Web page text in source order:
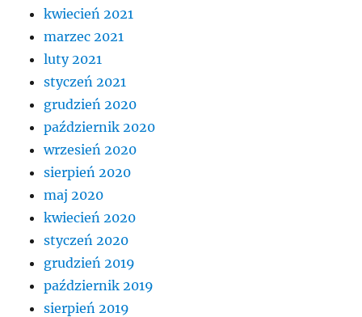
kwiecień 2021
marzec 2021
luty 2021
styczeń 2021
grudzień 2020
październik 2020
wrzesień 2020
sierpień 2020
maj 2020
kwiecień 2020
styczeń 2020
grudzień 2019
październik 2019
sierpień 2019